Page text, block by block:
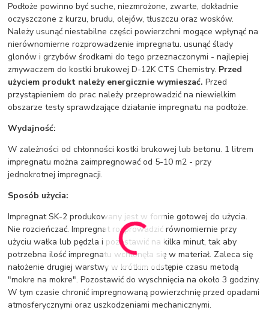
Podłoże powinno być suche, niezmrożone, zwarte, dokładnie
oczyszczone z kurzu, brudu, olejów, tłuszczu oraz wosków.
Należy usunąć niestabilne części powierzchni mogące wpłynąć na
nierównomierne rozprowadzenie impregnatu. usunąć ślady
glonów i grzybów środkami do tego przeznaczonymi - najlepiej
zmywaczem do kostki brukowej D-12K CTS Chemistry. Przed
użyciem produkt należy energicznie wymieszać.Przed
przystąpieniem do prac należy przeprowadzić na niewielkim
obszarze testy sprawdzające działanie impregnatu na podłoże.
Wydajność:
W zależności od chłonności kostki brukowej lub betonu. 1 litrem
impregnatu można zaimpregnować od 5-10 m2 - przy
jednokrotnej impregnacji.
Sposób użycia:
Impregnat SK-2 produkowany jest w formie gotowej do użycia.
Nie rozcieńczać. Impregnat rozprowadzić równomiernie przy
użyciu wałka lub pędzla i pozostawić na kilka minut, tak aby
potrzebna ilość impregnatu wchłonęła się w materiał. Zaleca się
nałożenie drugiej warstwy w krótkim odstępie czasu metodą
"mokre na mokre". Pozostawić do wyschnięcia na około 3 godziny.
W tym czasie chronić impregnowaną powierzchnię przed opadami
atmosferycznymi oraz uszkodzeniami mechanicznymi.